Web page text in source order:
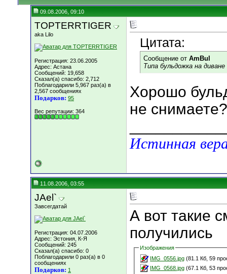
09.08.2006, 09:10
TOPTERRTIGER
aka Lilo
Регистрация: 23.06.2005
Адрес: Астана
Сообщений: 19,658
Сказал(а) спасибо: 2,712
Поблагодарили 5,967 раз(а) в
2,567 сообщениях
Подарков: 95
Вес репутации: 364
Цитата:
Сообщение от AmBul
Типа бульдожка на
Хорошо
не
Истинная
11.08.2006, 03:55
JAel`
Завсегдатай
Регистрация: 04.07.2006
Адрес: Эстония, К-Я
Сообщений: 245
Сказал(а) спасибо: 0
Поблагодарили 0 раз(а) в 0
сообщениях
Подарков: 1
А вот такие
получились
Изображения
IMG_0556.jpg (81.1 Кб, 59
IMG_0568.jpg (67.1 Кб, 53